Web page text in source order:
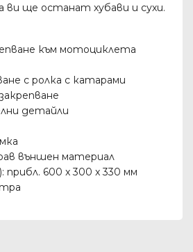
ще останат хубави и сухи.
към мотоциклета
с ролка с катарами
детайли
външен материал
прибл. 600 x 300 x 330 мм